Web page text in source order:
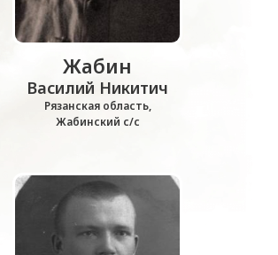
Жабин
Василий Никитич
Рязанская область,
Жабинский с/с